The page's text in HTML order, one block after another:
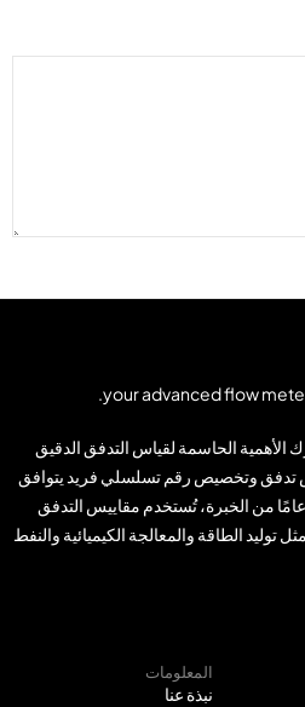
ونحن ندرك الأهمية الحاسمة لقياس التدفق الدقيق
تدفق وتخصيص رقم تسلسلي فريد يتوافق
مع جميع بيانات المعايرة. بفضل 21 عامًا من الخبرة، تُستخدم مقاييس التدفق
الطاقة والمعالجة الكيميائية والنفط
المعلومات
نبذة عنا